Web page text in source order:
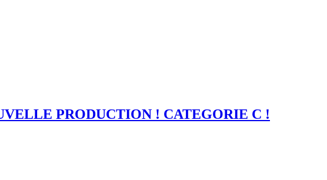
PRODUCTION ! CATEGORIE C !